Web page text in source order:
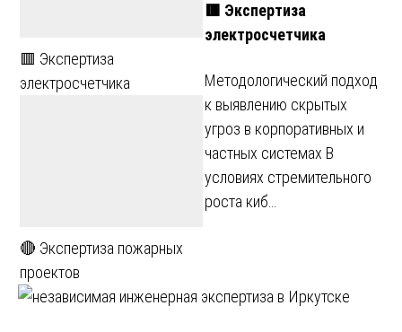
🟥 Экспертиза
электросчетчика
🔴 Экспертиза пожарных
проектов
🟥 Экспертиза
электросчетчика
Методологический подход
к выявлению скрытых
угроз в корпоративных и
частных системах В
условиях стремительного
роста киб…